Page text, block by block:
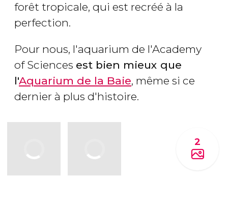
forêt tropicale, qui est recréé à la
perfection.
Pour nous, l'aquarium de l'Academy
of Sciences est bien mieux que
l'Aquarium de la Baie, même si ce
dernier à plus d'histoire.
2